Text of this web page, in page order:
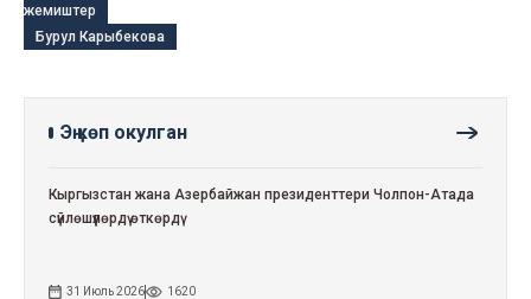
жемиштер
Бурул Карыбекова
Эң көп окулган
Кыргызстан жана Азербайжан президенттери Чолпон-Атада
сүйлөшүүлөрдү өткөрдү
31 Июль 2026 1620